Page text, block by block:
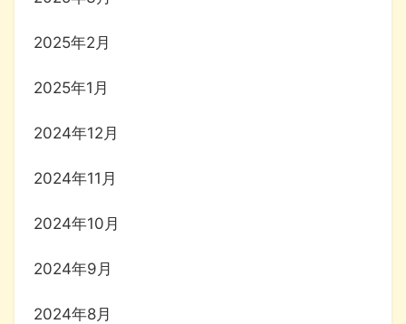
2025年2月
2025年1月
2024年12月
2024年11月
2024年10月
2024年9月
2024年8月